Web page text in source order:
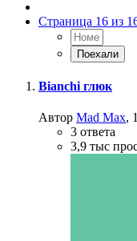
Страница 16 из
Bianchi глюк
Автор Mad Max,
3 ответа
3,9 тыс